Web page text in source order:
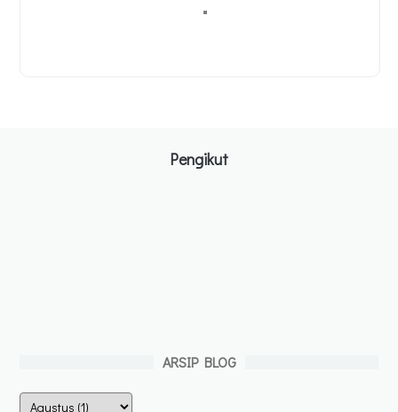
Pengikut
ARSIP BLOG